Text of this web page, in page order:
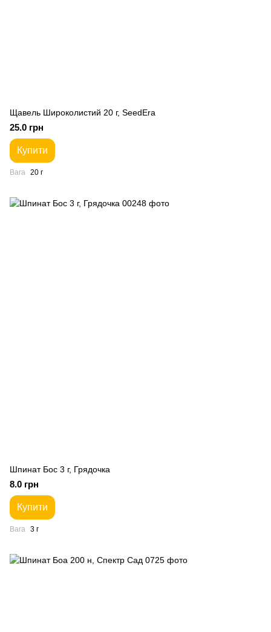
Щавель Широколистий 20 г, SeedEra
25.0 грн
Купити
Вага 20 г
Шпинат Бос 3 г, Грядочка
8.0 грн
Купити
Вага 3 г